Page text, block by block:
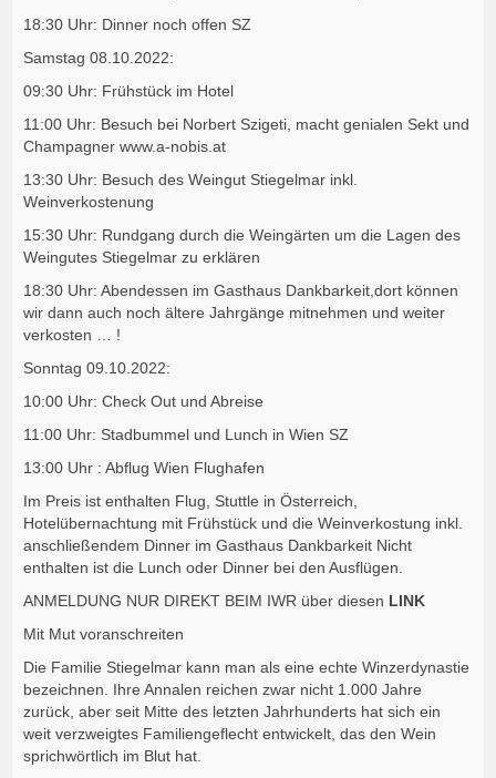
18:30 Uhr: Dinner noch offen SZ
Samstag 08.10.2022:
09:30 Uhr: Frühstück im Hotel
11:00 Uhr: Besuch bei Norbert Szigeti, macht genialen Sekt und
Champagner www.a-nobis.at
13:30 Uhr: Besuch des Weingut Stiegelmar inkl.
Weinverkostenung
15:30 Uhr: Rundgang durch die Weingärten um die Lagen des
Weingutes Stiegelmar zu erklären
18:30 Uhr: Abendessen im Gasthaus Dankbarkeit,dort können
wir dann auch noch ältere Jahrgänge mitnehmen und weiter
verkosten … !
Sonntag 09.10.2022:
10:00 Uhr: Check Out und Abreise
11:00 Uhr: Stadbummel und Lunch in Wien SZ
13:00 Uhr : Abflug Wien Flughafen
Im Preis ist enthalten Flug, Stuttle in Österreich,
Hotelübernachtung mit Frühstück und die Weinverkostung inkl.
anschließendem Dinner im Gasthaus Dankbarkeit Nicht
enthalten ist die Lunch oder Dinner bei den Ausflügen.
ANMELDUNG NUR DIREKT BEIM IWR über diesen LINK
Mit Mut voranschreiten
Die Familie Stiegelmar kann man als eine echte Winzerdynastie
bezeichnen. Ihre Annalen reichen zwar nicht 1.000 Jahre
zurück, aber seit Mitte des letzten Jahrhunderts hat sich ein
weit verzweigtes Familiengeflecht entwickelt, das den Wein
sprichwörtlich im Blut hat.